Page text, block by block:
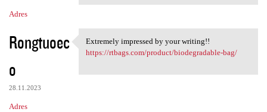
Adres
Rongtuoec
o
28.11.2023
Adres
Extremely impressed by your
Extremely impressed by your writing!!
https://rtbags.com/product/biodegradable-bag/